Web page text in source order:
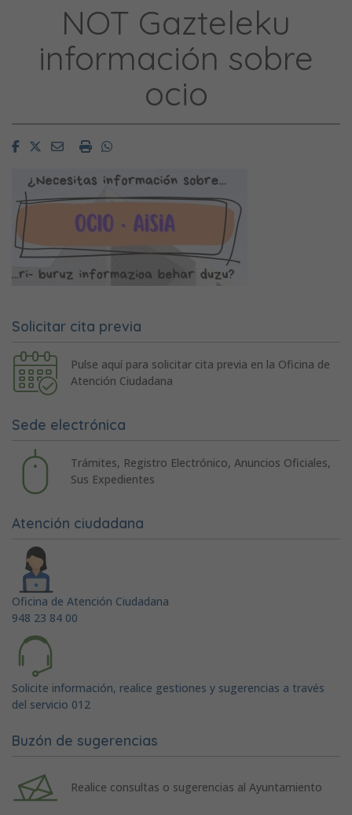
NOT Gazteleku
información sobre
ocio
FacebookTwitterEmailImprimirWhatsapp
Solicitar cita previa
Pulse aquí para solicitar cita previa en la Oficina de
Atención Ciudadana
Sede electrónica
Trámites, Registro Electrónico, Anuncios Oficiales,
Sus Expedientes
Atención ciudadana
Oficina de Atención Ciudadana
948 23 84 00
Solicite información, realice gestiones y sugerencias a través
del servicio 012
Buzón de sugerencias
Realice consultas o sugerencias al Ayuntamiento